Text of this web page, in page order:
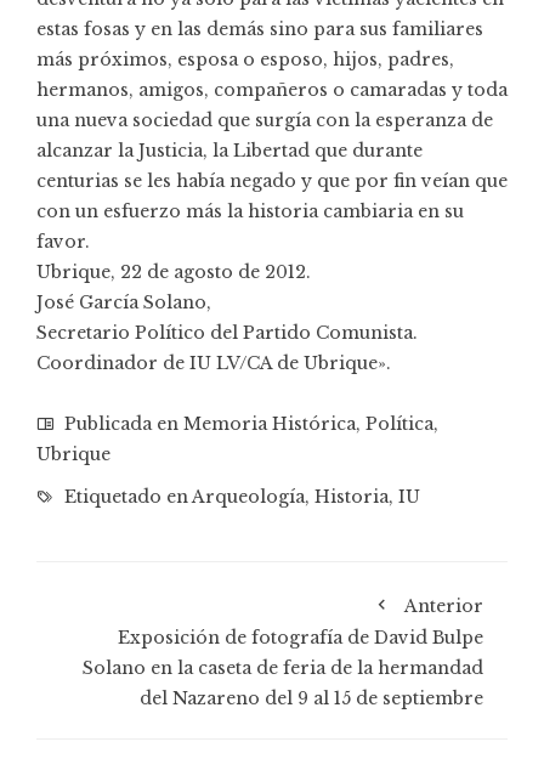
estas fosas y en las demás sino para sus familiares
más próximos, esposa o esposo, hijos, padres,
hermanos, amigos, compañeros o camaradas y toda
una nueva sociedad que surgía con la esperanza de
alcanzar la Justicia, la Libertad que durante
centurias se les había negado y que por fin veían que
con un esfuerzo más la historia cambiaria en su
favor.
Ubrique, 22 de agosto de 2012.
José García Solano,
Secretario Político del Partido Comunista.
Coordinador de IU LV/CA de Ubrique».
Publicada en Memoria Histórica, Política,
Ubrique
Etiquetado enArqueología, Historia, IU
Anterior
Exposición de fotografía de David Bulpe
Solano en la caseta de feria de la hermandad
del Nazareno del 9 al 15 de septiembre